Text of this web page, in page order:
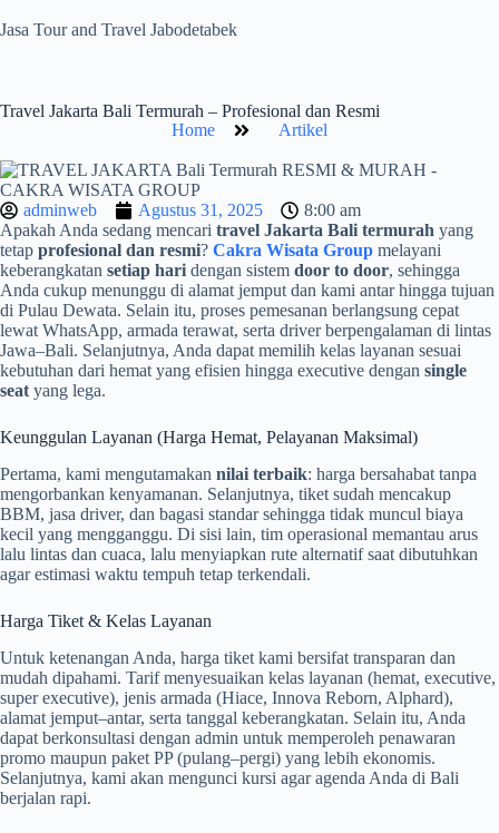
Jasa Tour and Travel Jabodetabek
Travel Jakarta Bali Termurah – Profesional dan Resmi
Home
Artikel
adminweb Agustus 31, 2025
8:00 am
Apakah Anda sedang mencari travel Jakarta Bali termurah yang
tetap profesional dan resmi? Cakra Wisata Group melayani
keberangkatan setiap hari dengan sistem door to door, sehingga
Anda cukup menunggu di alamat jemput dan kami antar hingga tujuan
di Pulau Dewata. Selain itu, proses pemesanan berlangsung cepat
lewat WhatsApp, armada terawat, serta driver berpengalaman di lintas
Jawa–Bali. Selanjutnya, Anda dapat memilih kelas layanan sesuai
kebutuhan dari hemat yang efisien hingga executive dengan single
seat yang lega.
Keunggulan Layanan (Harga Hemat, Pelayanan Maksimal)
Pertama, kami mengutamakan nilai terbaik: harga bersahabat tanpa
mengorbankan kenyamanan. Selanjutnya, tiket sudah mencakup
BBM, jasa driver, dan bagasi standar sehingga tidak muncul biaya
kecil yang mengganggu. Di sisi lain, tim operasional memantau arus
lalu lintas dan cuaca, lalu menyiapkan rute alternatif saat dibutuhkan
agar estimasi waktu tempuh tetap terkendali.
Harga Tiket & Kelas Layanan
Untuk ketenangan Anda, harga tiket kami bersifat transparan dan
mudah dipahami. Tarif menyesuaikan kelas layanan (hemat, executive,
super executive), jenis armada (Hiace, Innova Reborn, Alphard),
alamat jemput–antar, serta tanggal keberangkatan. Selain itu, Anda
dapat berkonsultasi dengan admin untuk memperoleh penawaran
promo maupun paket PP (pulang–pergi) yang lebih ekonomis.
Selanjutnya, kami akan mengunci kursi agar agenda Anda di Bali
berjalan rapi.